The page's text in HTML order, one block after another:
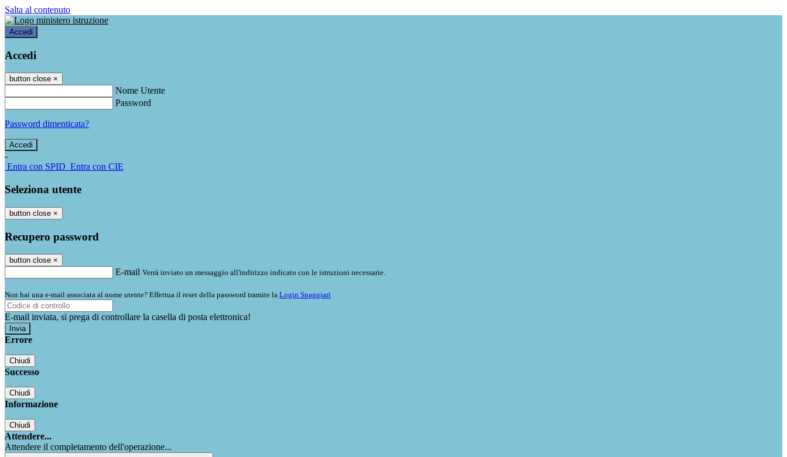
Salta al contenuto
Accedi
Accedi
button close ×
Nome Utente
Password
Password dimenticata?
-
Entra con SPID Entra con CIE
Seleziona utente
button close ×
Recupero password
button close ×
E-mail Verrà inviato un messaggio all'indirizzo indicato con le istruzioni necessarie.
Non hai una e-mail associata al nome utente? Effettua il reset della password tramite la Login Spaggiari
E-mail inviata, si prega di controllare la casella di posta elettronica!
Errore
Chiudi
Successo
Chiudi
Informazione
Chiudi
Attendere...
Attendere il completamento dell'operazione...